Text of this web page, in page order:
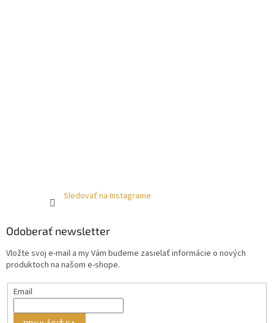
Sledovať na Instagrame
Odoberať newsletter
Vložte svoj e-mail a my Vám budeme zasielať informácie o nových
produktoch na našom e-shope.
Email